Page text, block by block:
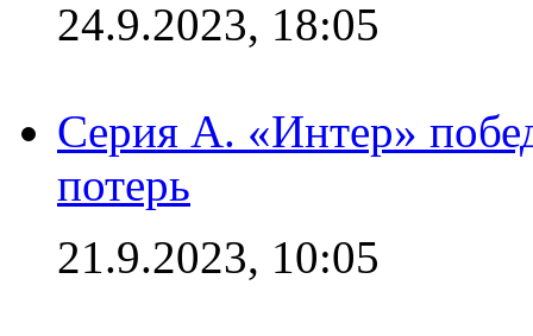
24.9.2023, 18:05
Серия А. «Интер»
потерь
21.9.2023, 10:05